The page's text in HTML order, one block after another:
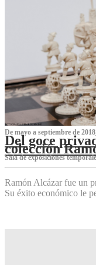
De mayo a septiembre de 2018
Del goce
colección
Sala de exposiciones
Ramón Alcázar fue un
Su éxito económico le